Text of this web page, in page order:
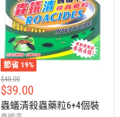
節省 19%
建
議
零
售
$48.00
售
價
$39.00
蟲蟻清殺蟲藥粒6+4個裝